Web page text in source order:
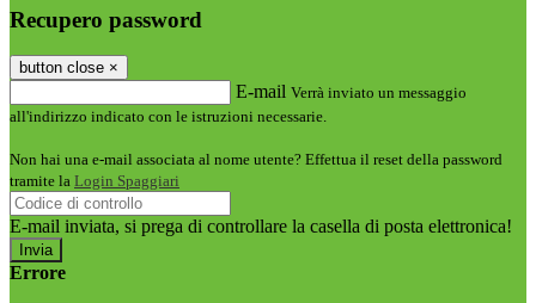
Recupero password
button close ×
E-mail Verrà inviato un messaggio
all'indirizzo indicato con le istruzioni necessarie.
Non hai una e-mail associata al nome utente? Effettua il reset della password
tramite la Login Spaggiari
E-mail inviata, si prega di controllare la casella di posta elettronica!
Errore